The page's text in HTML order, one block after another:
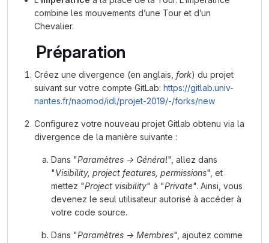
combine les mouvements d’une Tour et d’un
Chevalier.
Préparation
Créez une divergence (en anglais, fork) du projet
suivant sur votre compte GitLab: https://gitlab.univ-
nantes.fr/naomod/idl/projet-2019/-/forks/new
Configurez votre nouveau projet Gitlab obtenu via la
divergence de la manière suivante :
Dans "Paramètres → Général", allez dans
"Visibility, project features, permissions", et
mettez "Project visibility" à "Private". Ainsi, vous
devenez le seul utilisateur autorisé à accéder à
votre code source.
Dans "Paramètres → Membres", ajoutez comme